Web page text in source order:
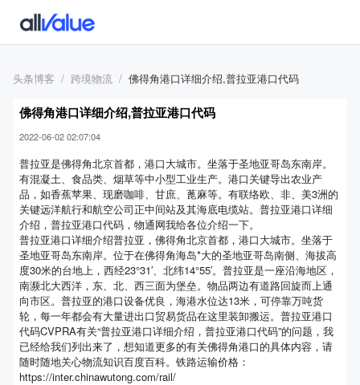
头条博客 跨境物流 佛得角港口详细介绍,普拉亚港口代码
佛得角港口详细介绍,普拉亚港口代码
2022-06-02 02:07:04
普拉亚是佛得角北京首都，港口大城市。坐落于圣地亚哥岛东南岸。
有混凝土、食品类、烟草等中小型工业生产。港口关键导出农业产
品，如香蕉苹果、现磨咖啡、甘庶、蓖麻等。有联络欧、非、美3洲的
关键远洋航行和航空公司正中间站及其海底电缆站。普拉亚港口详细
介绍，普拉亚港口代码，物通网我给各位介绍一下。
普拉亚港口详细介绍普拉亚，佛得角北京首都，港口大城市。坐落于
圣地亚哥岛东南岸。位于在佛得角海岛*大的圣地亚哥岛南侧、海拔高
度30米的台地上，西经23°31′、北纬14°55′。普拉亚是一座沿海地区，
南濒北大西洋，东、北、西三面为堡垒。物品两边有道路回旋而上通
向市区。普拉亚的港口设备优良，海港水位达13米，可停靠万吨货
轮，每一年都会有大量进出口贸易货品在这里装卸搬运。普拉亚港口
代码CVPRA有关“普拉亚港口详细介绍，普拉亚港口代码”的问题，我
已经给我们列出来了，想知道更多的有关佛得角港口的具体内容，请
随时随地关心物流知识百度百科。铁路运输价格：
https://inter.chinawutong.com/rail/